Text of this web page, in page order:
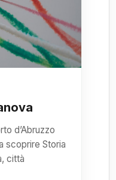
d’Abruzzo
scoprire Storia
città